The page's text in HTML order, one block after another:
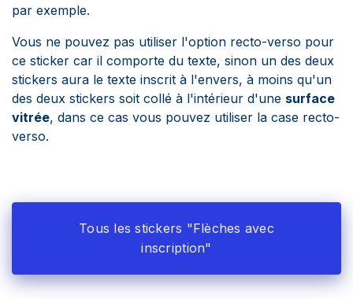
par exemple.
Vous ne pouvez pas utiliser l'option recto-verso pour
ce sticker car il comporte du texte, sinon un des deux
stickers aura le texte inscrit à l'envers, à moins qu'un
des deux stickers soit collé à l'intérieur d'une surface
vitrée, dans ce cas vous pouvez utiliser la case recto-
verso.
Tous les stickers "Flèches avec
inscription"